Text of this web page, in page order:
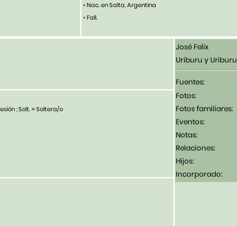
• Nac. en Salta, Argentina
• Fall.
José Felix
Uriburu y Uriburu
Fuentes:
Fotos:
Fotos familiares:
Eventos:
Notas:
Relaciones:
Hijos:
Incorporado:
; Solt. = Soltera/o